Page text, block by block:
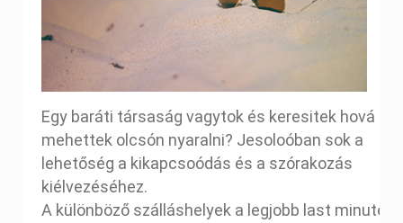
Egy baráti társaság vagytok és keresitek hová
mehettek olcsón nyaralni? Jesoloóban sok a
lehetőség a kikapcsoódás és a szórakozás
kiélvezéséhez.
A különböző szálláshelyek a legjobb last minute